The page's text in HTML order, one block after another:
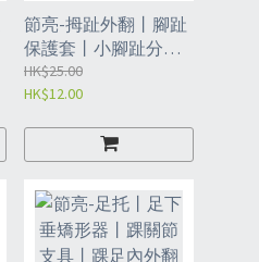
節亮-拇趾外翻丨腳趾
保護套丨小腳趾分離
器丨大小腳拇指外翻
分趾器丨腳矽膠小腳
丨環保柔軟丨預防拇
外翻（JGU）
HK$25.00
HK$12.00